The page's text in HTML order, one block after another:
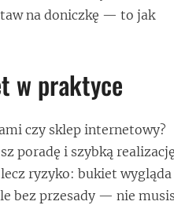
na doniczkę — to jak
w praktyce
czy sklep internetowy?
poradę i szybką
ryzyko: bukiet wygląda
bez przesady — nie